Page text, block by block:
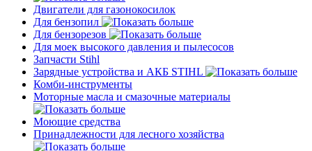
Двигатели для газонокосилок
Для бензопил
Для бензорезов
Для моек высокого давления и пылесосов
Запчасти Stihl
Зарядные устройства и АКБ STIHL
Комби-инструменты
Моторные масла и смазочные материалы
Моющие средства
Принадлежности для лесного хозяйства